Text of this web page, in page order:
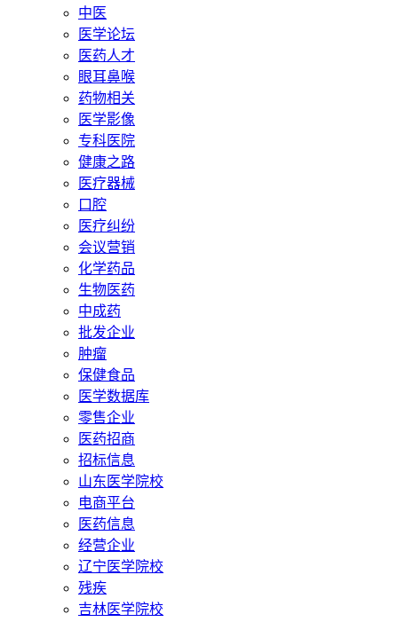
中医
医学论坛
医药人才
眼耳鼻喉
药物相关
医学影像
专科医院
健康之路
医疗器械
口腔
医疗纠纷
会议营销
化学药品
生物医药
中成药
批发企业
肿瘤
保健食品
医学数据库
零售企业
医药招商
招标信息
山东医学院校
电商平台
医药信息
经营企业
辽宁医学院校
残疾
吉林医学院校